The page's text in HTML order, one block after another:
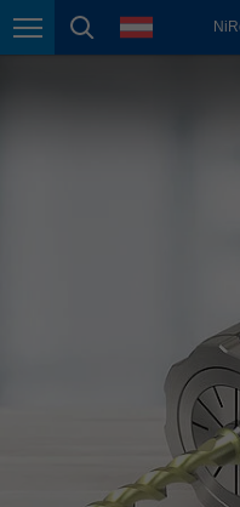
Seitennavigation
Seitensuche
Sprache